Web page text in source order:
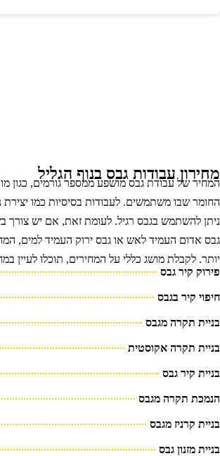
עבודות גבס בנוף הגליל
של עבודת גבס מושפע ממספר גורמים, כגון
שבו משתמשים. לעבודות בסיסיות כמו יצירת
להשתמש בגבס רגיל. לעומת זאת, אם יש צורך
אדום העמיד לאש או גבס ירוק העמיד למים,
לקבלת מושג כללי על המחירים, תוכלו לעיין
קיר גבס
קיר בגבס
תקרה מגבס
תקרה אקוסטית
קיר גבס
תקרה מגבס
קרניז מגבס
מזנון גבס